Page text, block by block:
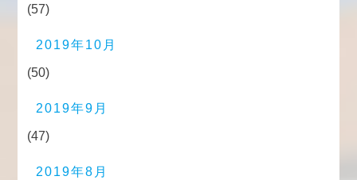
(57)
2019年10月
(50)
2019年9月
(47)
2019年8月